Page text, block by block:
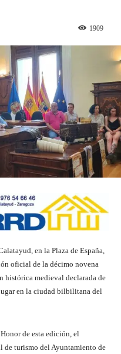
1909
en la Plaza de España,
oficial de la décimo novena
histórica medieval declarada de
en la ciudad bilbilitana del
de esta edición, el
turismo del Ayuntamiento de